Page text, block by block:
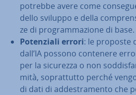
potrebbe avere come
dello sviluppo e della
ze di pro­gram­ma­zio­ne di base.
Po­ten­zia­li errori: le proposte
dall’IA possono contenere
per la sicurezza o non
mi­tà, so­prat­tut­to perché
di dati di ad­de­stra­men­to che